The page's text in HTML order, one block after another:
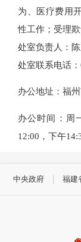
为、医疗费用
性工作；受理
处室负责人：
处室联系电话：
办公地址： 福
办公时间：周
12:00，下午14
中央政府 福建